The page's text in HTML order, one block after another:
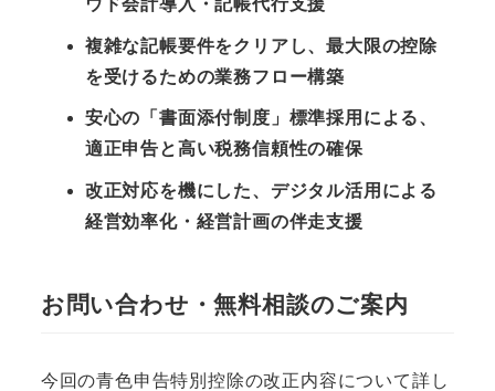
ウド会計導入・記帳代行支援
複雑な記帳要件をクリアし、最大限の控除
を受けるための業務フロー構築
安心の「書面添付制度」標準採用による、
適正申告と高い税務信頼性の確保
改正対応を機にした、デジタル活用による
経営効率化・経営計画の伴走支援
お問い合わせ・無料相談のご案内
今回の青色申告特別控除の改正内容について詳し